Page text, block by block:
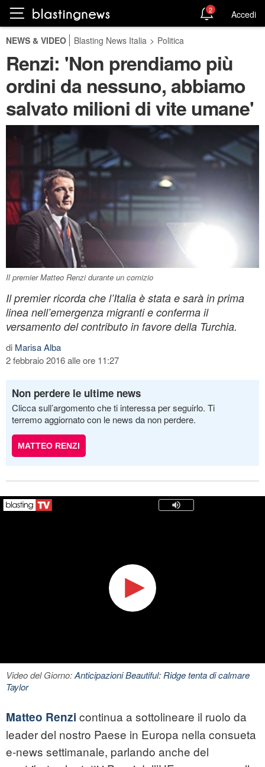
2 Accedi
NEWS & VIDEO Blasting News Italia > Politica
Renzi: 'Non prendiamo più
ordini da nessuno, abbiamo
salvato milioni di vite umane'
Il premier Matteo Renzi durante un comizio
Il premier ricorda che l’Italia è stata e sarà in prima
linea nell’emergenza migranti e conferma il
versamento del contributo in favore della Turchia.
di Marisa Alba
2 febbraio 2016 alle ore 11:27
Non perdere le ultime news
Clicca sull’argomento che ti interessa per seguirlo. Ti
terremo aggiornato con le news da non perdere.
MATTEO RENZI
Video del Giorno:Anticipazioni Beautiful: Ridge tenta di calmare
Taylor
Matteo Renzi continua a sottolineare il ruolo da
leader del nostro Paese in Europa nella consueta
e-news settimanale, parlando anche del